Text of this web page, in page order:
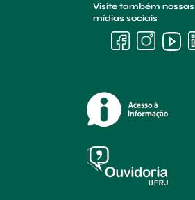
Visite também nossas
mídias sociais